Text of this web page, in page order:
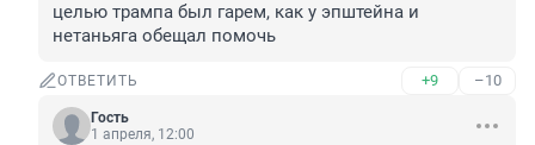
целью трампа был гарем, как у эпштейна и
нетаньяга обещал помочь
ОТВЕТИТЬ +9 –10
Гость
1 апреля, 12:00